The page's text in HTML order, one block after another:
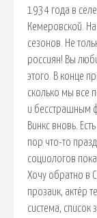
1934 года в
Кемеровской.
сезонов. Не
россиян! Вы
этого. В конце
сколько мы все
и бесстрашным
Винкс вновь.
пор что-то
социологов
Хочу обратно в
прозаик, актёр
сиcтема,